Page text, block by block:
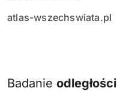
atlas-wszechswiata.pl
Badanie odległości